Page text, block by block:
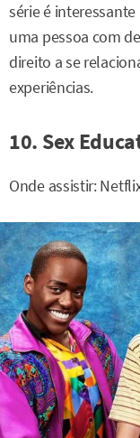
série é
uma pessoa com
direito a se
experiências.
10. Sex
Onde assistir: